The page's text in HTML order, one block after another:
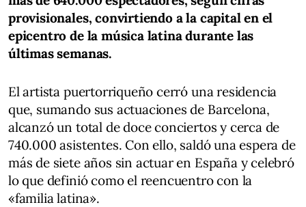
provisionales, convirtiendo a la capital en el
epicentro de la música latina durante las
últimas semanas.
El artista puertorriqueño cerró una residencia
que, sumando sus actuaciones de Barcelona,
alcanzó un total de doce conciertos y cerca de
740.000 asistentes. Con ello, saldó una espera de
más de siete años sin actuar en España y celebró
lo que definió como el reencuentro con la
«familia latina».